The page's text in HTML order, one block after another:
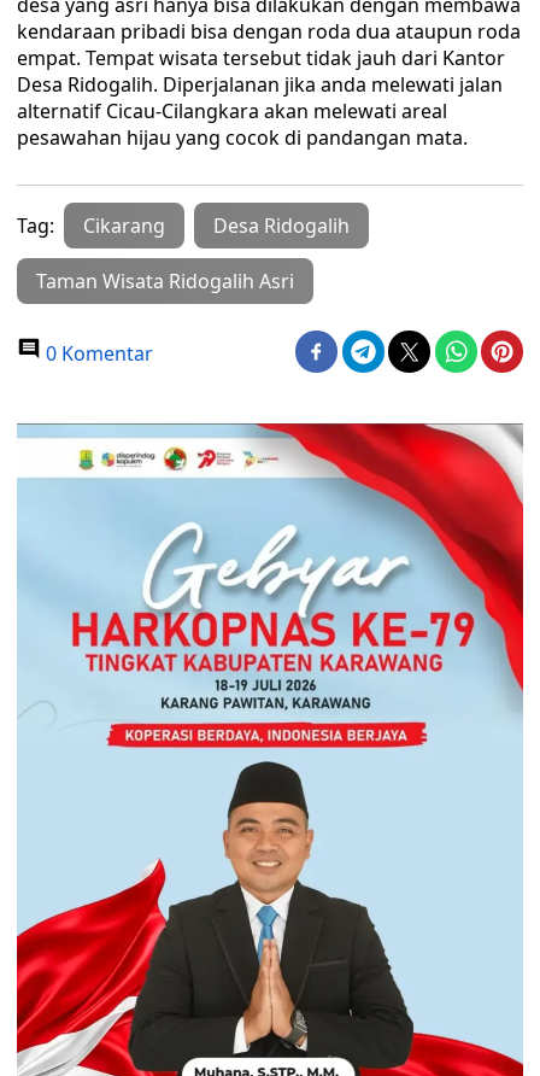
kendaraan pribadi bisa dengan roda dua ataupun roda
empat. Tempat wisata tersebut tidak jauh dari Kantor
Desa Ridogalih. Diperjalanan jika anda melewati jalan
alternatif Cicau-Cilangkara akan melewati areal
pesawahan hijau yang cocok di pandangan mata.
Tag: Cikarang Desa Ridogalih
Taman Wisata Ridogalih Asri
0 Komentar